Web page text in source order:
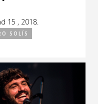
15 , 2018.
SOLÍS